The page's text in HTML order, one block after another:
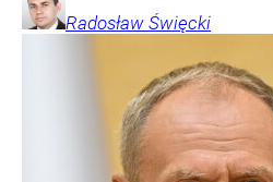
Radosław Święcki